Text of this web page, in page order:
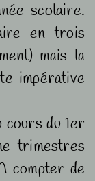
scolaire.
en trois
mais la
impérative
du 1er
trimestres
compter de